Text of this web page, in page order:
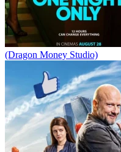
(Dragon Money Studio)